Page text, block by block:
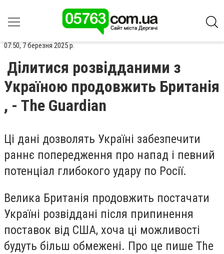
07:50, 7 березня 2025 р.
Ділитися розвідданими з
Україною продовжить Британія
, - The Guardian
Ці дані дозволять Україні забезпечити
раннє попередження про напад і певний
потенціал глибокого удару по Росії.
Велика Британія продовжить постачати
Україні розвіддані після припинення
поставок від США, хоча ці можливості
будуть більш обмежені. Про це пише The